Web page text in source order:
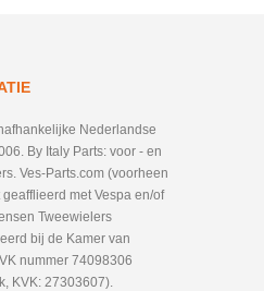
Nederlandse
By Italy Parts: voor - en
Ves-Parts.com (voorheen
met Vespa en/of
Tweewielers
bij de Kamer van
nummer 74098306
KVK: 27303607).